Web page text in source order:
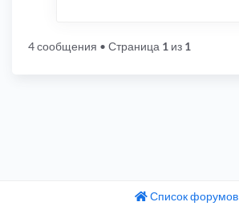
4 сообщения • Страница 1 из 1
Список форумов